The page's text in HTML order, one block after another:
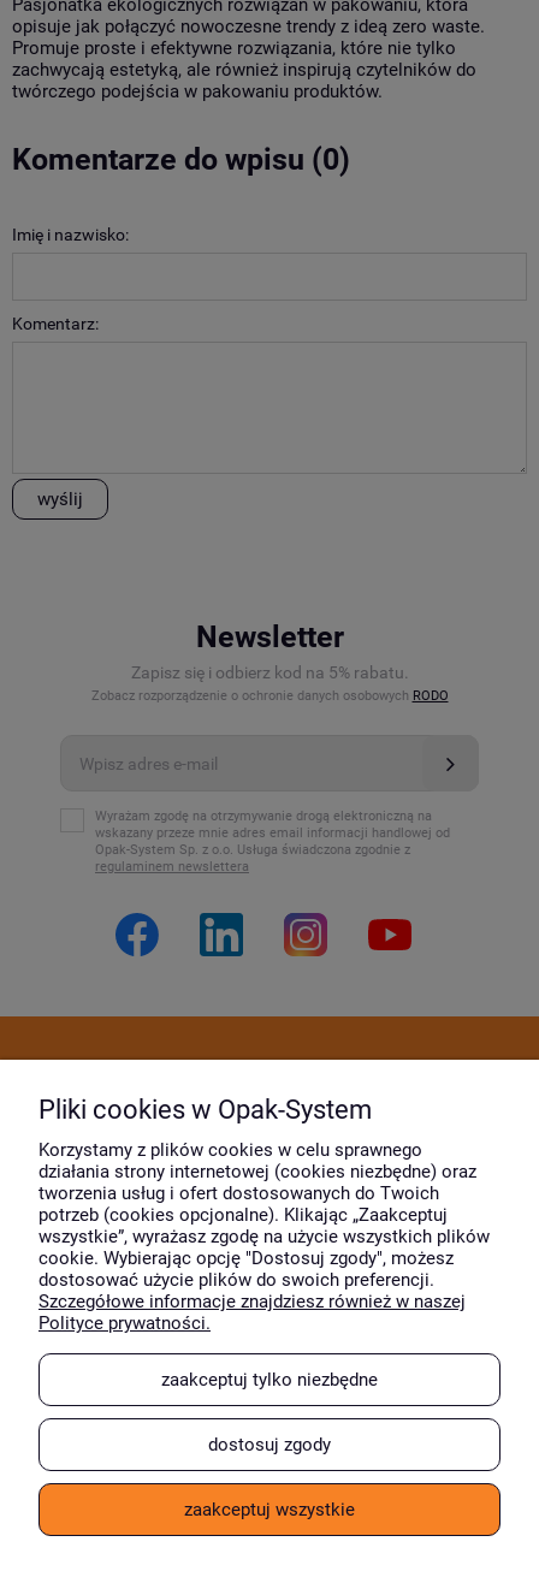
Pasjonatka ekologicznych rozwiązań w pakowaniu, która
opisuje jak połączyć nowoczesne trendy z ideą zero waste.
Promuje proste i efektywne rozwiązania, które nie tylko
zachwycają estetyką, ale również inspirują czytelników do
twórczego podejścia w pakowaniu produktów.
Komentarze do wpisu (0)
Imię i nazwisko:
Komentarz:
wyślij
Newsletter
Zapisz się i odbierz kod na 5% rabatu.
Zobacz rozporządzenie o ochronie danych osobowych RODO
Wyrażam zgodę na otrzymywanie drogą elektroniczną na
wskazany przeze mnie adres email informacji handlowej od
Opak-System Sp. z o.o. Usługa świadczona zgodnie z
regulaminem newslettera
Moje konto
O firmie
Wyróżnili nas
Pliki cookies w Opak-System
Korzystamy z plików cookies w celu sprawnego
działania strony internetowej (cookies niezbędne) oraz
tworzenia usług i ofert dostosowanych do Twoich
potrzeb (cookies opcjonalne). Klikając „Zaakceptuj
wszystkie”, wyrażasz zgodę na użycie wszystkich plików
cookie. Wybierając opcję "Dostosuj zgody", możesz
dostosować użycie plików do swoich preferencji.
Szczegółowe informacje znajdziesz również w naszej
Polityce prywatności.
zaakceptuj tylko niezbędne
dostosuj zgody
zaakceptuj wszystkie